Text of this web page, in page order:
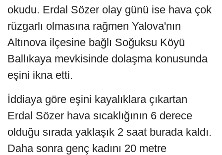
okudu. Erdal Sözer olay günü ise hava çok
rüzgarlı olmasına rağmen Yalova'nın
Altınova ilçesine bağlı Soğuksu Köyü
Ballıkaya mevkisinde dolaşma konusunda
eşini ikna etti.
İddiaya göre eşini kayalıklara çıkartan
Erdal Sözer hava sıcaklığının 6 derece
olduğu sırada yaklaşık 2 saat burada kaldı.
Daha sonra genç kadını 20 metre